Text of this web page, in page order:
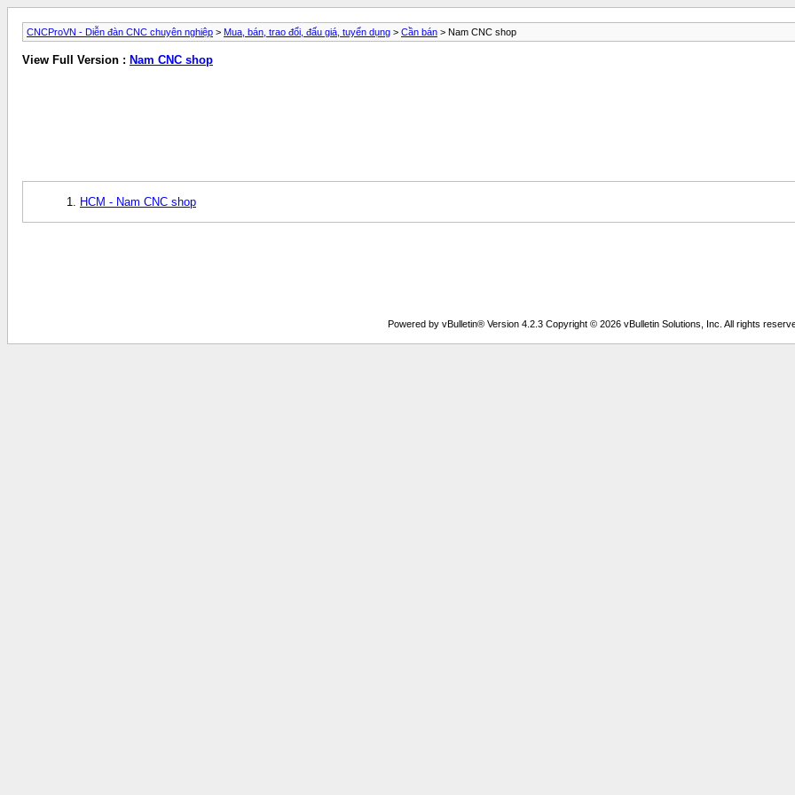
CNCProVN - Diễn đàn CNC chuyên nghiệp > Mua, bán, trao đổi, đấu giá, tuyển dụng > Cần bán > Nam CNC shop
View Full Version : Nam CNC shop
HCM - Nam CNC shop
Powered by vBulletin® Version 4.2.3 Copyright © 2026 vBulletin Solutions, Inc. All rights